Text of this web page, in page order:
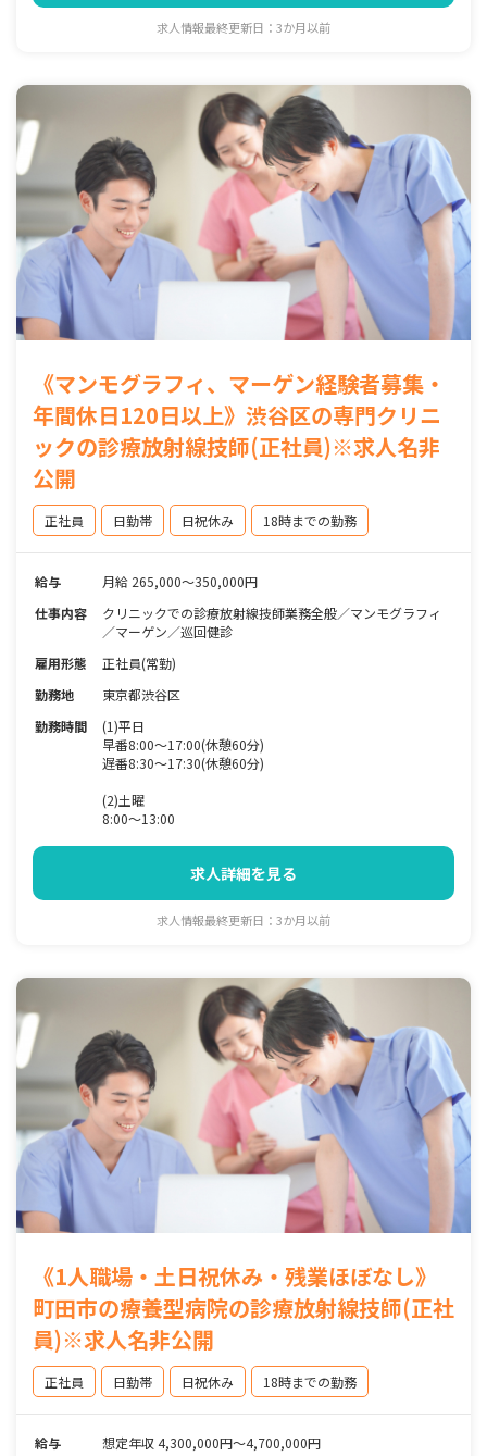
求人情報最終更新日：3か月以前
《マンモグラフィ、マーゲン経験者募集・
年間休日120日以上》渋谷区の専門クリニ
ックの診療放射線技師(正社員)※求人名非
公開
正社員 日勤帯 日祝休み 18時までの勤務
給与
月給 265,000～350,000円
仕事内容
クリニックでの診療放射線技師業務全般／マンモグラフィ
／マーゲン／巡回健診
雇用形態
正社員(常勤)
勤務地
東京都渋谷区
勤務時間
(1)平日
早番8:00～17:00(休憩60分)
遅番8:30～17:30(休憩60分)
(2)土曜
8:00～13:00
求人詳細を見る
求人情報最終更新日：3か月以前
《1人職場・土日祝休み・残業ほぼなし》
町田市の療養型病院の診療放射線技師(正社
員)※求人名非公開
正社員 日勤帯 日祝休み 18時までの勤務
給与
想定年収 4,300,000円～4,700,000円